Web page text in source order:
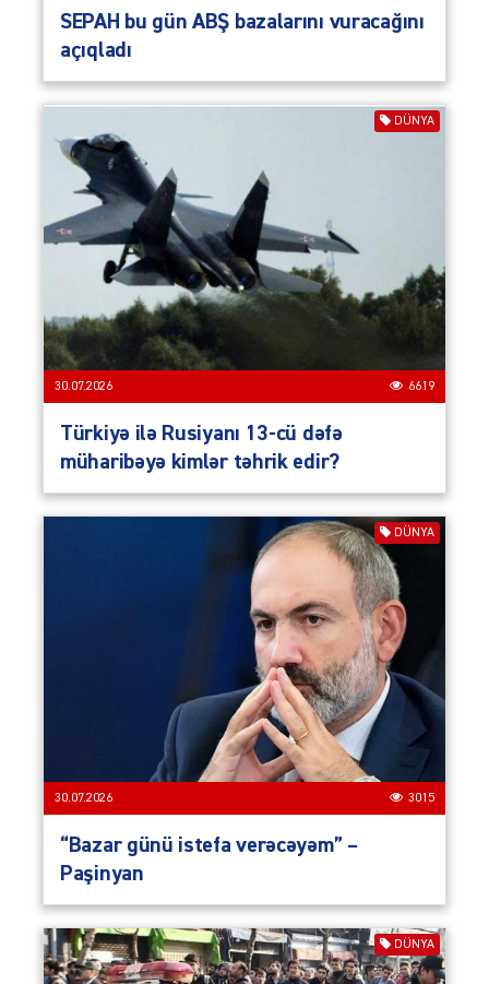
SEPAH bu gün ABŞ bazalarını vuracağını
açıqladı
DÜNYA
30.07.2026 6619
Türkiyə ilə Rusiyanı 13-cü dəfə
müharibəyə kimlər təhrik edir?
DÜNYA
30.07.2026 3015
“Bazar günü istefa verəcəyəm” –
Paşinyan
DÜNYA